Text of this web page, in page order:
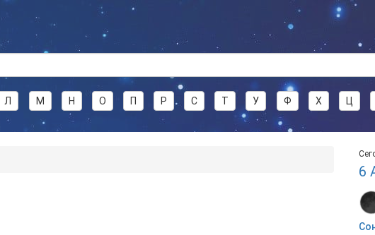
Л М Н О П Р С Т У Ф Х Ц
6